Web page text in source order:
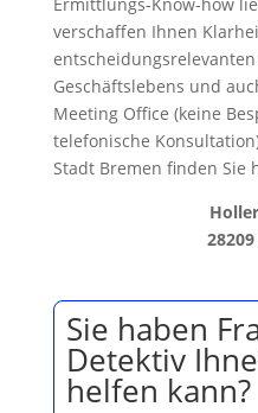
verschaffen Ihnen
entscheidungsrelevanten
Geschäftslebens und
Meeting Office (keine
telefonische
Stadt Bremen finden Sie
Sie haben
Detektiv
helfen kann?